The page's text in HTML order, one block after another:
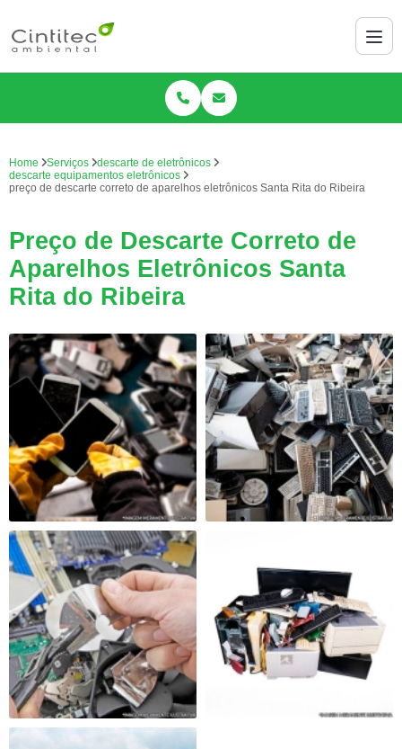
Home Serviços
descarte de eletrônicos
descarte equipamentos eletrônicos
preço de descarte correto de aparelhos eletrônicos Santa Rita do Ribeira
Preço de Descarte Correto de
Aparelhos Eletrônicos Santa
Rita do Ribeira